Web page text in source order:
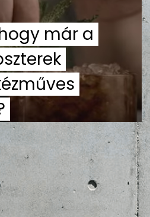
ARCHÍVUM
TÁJÉKOZTATÓ
már a